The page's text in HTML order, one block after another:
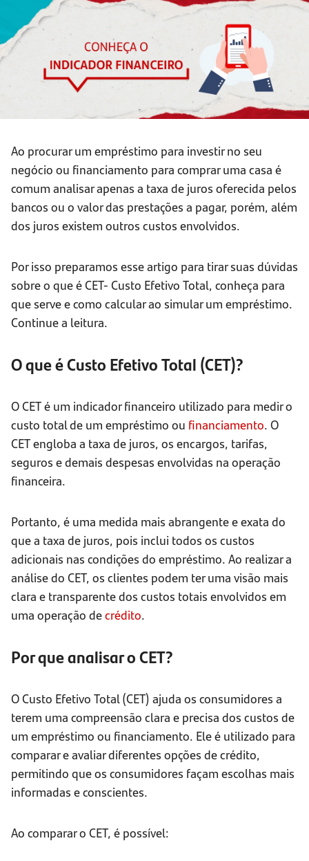
Ao procurar um empréstimo para investir no seu
negócio ou financiamento para comprar uma casa é
comum analisar apenas a taxa de juros oferecida pelos
bancos ou o valor das prestações a pagar, porém, além
dos juros existem outros custos envolvidos.
Por isso preparamos esse artigo para tirar suas dúvidas
sobre o que é CET- Custo Efetivo Total, conheça para
que serve e como calcular ao simular um empréstimo.
Continue a leitura.
O que é Custo Efetivo Total (CET)?
O CET é um indicador financeiro utilizado para medir o
custo total de um empréstimo ou financiamento. O
CET engloba a taxa de juros, os encargos, tarifas,
seguros e demais despesas envolvidas na operação
financeira.
Portanto, é uma medida mais abrangente e exata do
que a taxa de juros, pois inclui todos os custos
adicionais nas condições do empréstimo. Ao realizar a
análise do CET, os clientes podem ter uma visão mais
clara e transparente dos custos totais envolvidos em
uma operação decrédito.
Por que analisar o CET?
O Custo Efetivo Total (CET) ajuda os consumidores a
terem uma compreensão clara e precisa dos custos de
um empréstimo ou financiamento. Ele é utilizado para
comparar e avaliar diferentes opções de crédito,
permitindo que os consumidores façam escolhas mais
informadas e conscientes.
Ao comparar o CET, é possível: